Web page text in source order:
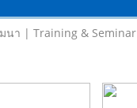
นา | Training & Seminar